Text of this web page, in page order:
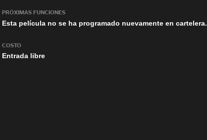
PRÓXIMAS FUNCIONES
Esta película no se ha programado nuevamente en cartelera.
COSTO
Entrada libre